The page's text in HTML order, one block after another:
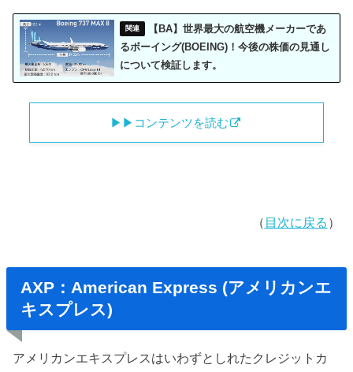
【BA】世界最大の航空機メーカーであ
るボーイング(BOEING)！今後の株価の見通し
について検証します。
▶︎▶︎コンテンツを読む
（ 目次に戻る ）
AXP：American Express (アメリカンエ
キスプレス)
アメリカンエキスプレスはいわずとしれたクレジットカ